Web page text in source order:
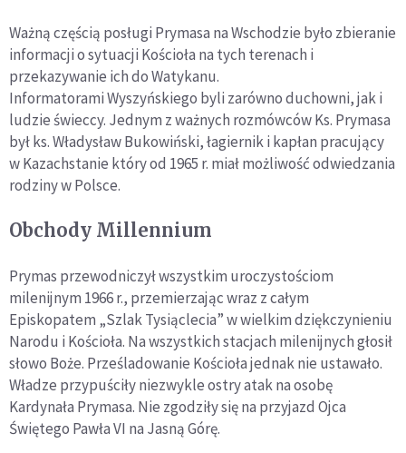
Ważną częścią posługi Prymasa na Wschodzie było zbieranie
informacji o sytuacji Kościoła na tych terenach i
przekazywanie ich do Watykanu.
Informatorami Wyszyńskiego byli zarówno duchowni, jak i
ludzie świeccy. Jednym z ważnych rozmówców Ks. Prymasa
był ks. Władysław Bukowiński, łagiernik i kapłan pracujący
w Kazachstanie który od 1965 r. miał możliwość odwiedzania
rodziny w Polsce.
Obchody Millennium
Prymas przewodniczył wszystkim uroczystościom
milenijnym 1966 r., przemierzając wraz z całym
Episkopatem „Szlak Tysiąclecia” w wielkim dziękczynieniu
Narodu i Kościoła. Na wszystkich stacjach milenijnych głosił
słowo Boże. Prześladowanie Kościoła jednak nie ustawało.
Władze przypuściły niezwykle ostry atak na osobę
Kardynała Prymasa. Nie zgodziły się na przyjazd Ojca
Świętego Pawła VI na Jasną Górę.